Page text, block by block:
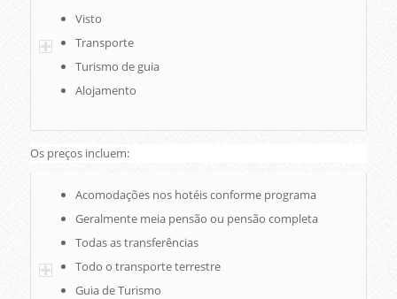
Visto
Transporte
Turismo de guia
Alojamento
Os preços incluem:
Acomodações nos hotéis conforme programa
Geralmente meia pensão ou pensão completa
Todas as transferências
Todo o transporte terrestre
Guia de Turismo